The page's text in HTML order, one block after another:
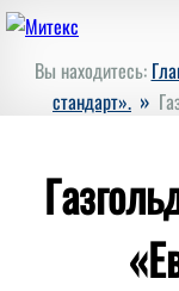
Вы находитесь:
стандарт». »